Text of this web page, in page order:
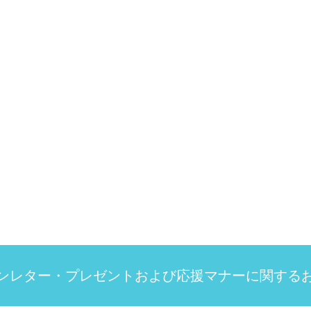
レター・プレゼントおよび応援マナーに関する